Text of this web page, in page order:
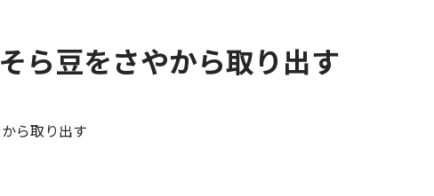
そら豆をさやから取り出す